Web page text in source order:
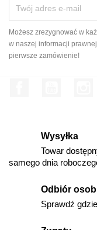
Możesz zrezygnować w
w naszej informacji
pierwsze zamówienie!
Wysyłka
Towar
samego dnia
Odbiór
Sprawdź